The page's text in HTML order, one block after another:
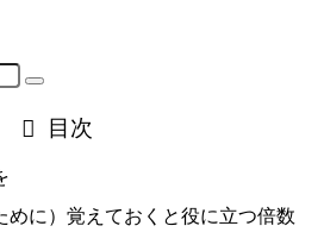
目次
めに）覚えておくと役に立つ倍数